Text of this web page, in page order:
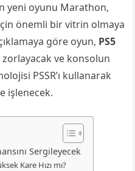
yeni oyunu Marathon,
önemli bir vitrin olmaya
göre oyun, PS5
zorlayacak ve konsolun
PSSR’ı kullanarak
işlenecek.
Sergileyecek
Kare Hızı mı?